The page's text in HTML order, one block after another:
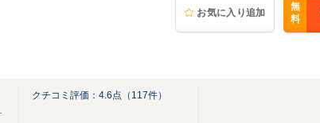
お気に入り追加
無
料
展示中！
クチコミ評価： 4.6点（ 117件）